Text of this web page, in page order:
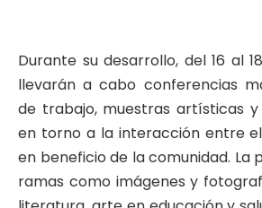
Durante su desarrollo, del 16 al
llevarán a cabo conferencias
de trabajo, muestras artísticas
en torno a la interacción entre
en beneficio de la comunidad. La
ramas como imágenes y